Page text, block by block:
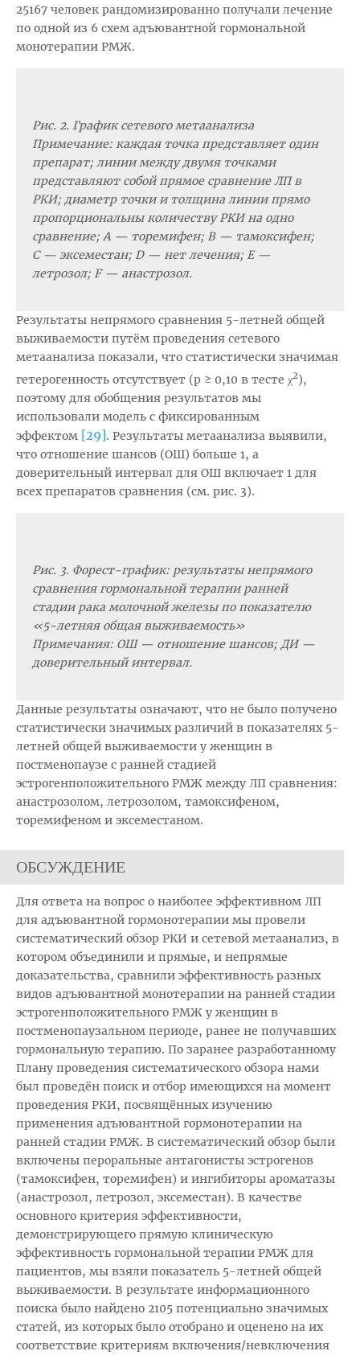
25167 человек рандомизированно получали лечение
по одной из 6 схем адъювантной гормональной
монотерапии РМЖ.
Рис. 2. График сетевого метаанализа
Примечание: каждая точка представляет один
препарат; линии между двумя точками
представляют собой прямое сравнение ЛП в
РКИ; диаметр точки и толщина линии прямо
пропорциональны количеству РКИ на одно
сравнение; А — торемифен; B — тамоксифен;
C — эксеместан; D — нет лечения; E —
летрозол; F — анастрозол.
Результаты непрямого сравнения 5-летней общей
выживаемости путём проведения сетевого
метаанализа показали, что статистически значимая
гетерогенность отсутствует (p ≥ 0,10 в тесте χ2),
поэтому для обобщения результатов мы
использовали модель с фиксированным
эффектом [29]. Результаты метаанализа выявили,
что отношение шансов (ОШ) больше 1, а
доверительный интервал для ОШ включает 1 для
всех препаратов сравнения (см. рис. 3).
Рис. 3. Форест-график: результаты непрямого
сравнения гормональной терапии ранней
стадии рака молочной железы по показателю
«5-летняя общая выживаемость»
Примечания: ОШ — отношение шансов; ДИ —
доверительный интервал.
Данные результаты означают, что не было получено
статистически значимых различий в показателях 5-
летней общей выживаемости у женщин в
постменопаузе с ранней стадией
эстрогенположительного РМЖ между ЛП сравнения:
анастрозолом, летрозолом, тамоксифеном,
торемифеном и эксеместаном.
ОБСУЖДЕНИЕ
Для ответа на вопрос о наиболее эффективном ЛП
для адъювантной гормонотерапии мы провели
систематический обзор РКИ и сетевой метаанализ, в
котором объединили и прямые, и непрямые
доказательства, сравнили эффективность разных
видов адъювантной монотерапии на ранней стадии
эстрогенположительного РМЖ у женщин в
постменопаузальном периоде, ранее не получавших
гормональную терапию. По заранее разработанному
Плану проведения систематического обзора нами
был проведён поиск и отбор имеющихся на момент
проведения РКИ, посвящённых изучению
применения адъювантной гормонотерапии на
ранней стадии РМЖ. В систематический обзор были
включены пероральные антагонисты эстрогенов
(тамоксифен, торемифен) и ингибиторы ароматазы
(анастрозол, летрозол, эксеместан). В качестве
основного критерия эффективности,
демонстрирующего прямую клиническую
эффективность гормональной терапии РМЖ для
пациентов, мы взяли показатель 5-летней общей
выживаемости. В результате информационного
поиска было найдено 2105 потенциально значимых
статей, из которых было отобрано и оценено на их
соответствие критериям включения/невключения